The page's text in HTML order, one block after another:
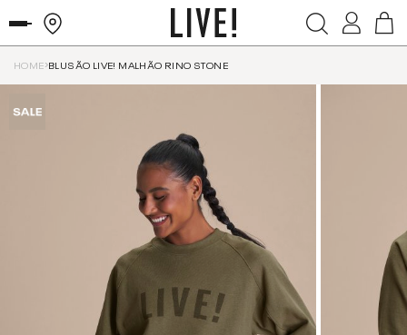
HOME BLUSÃO LIVE! MALHÃO RINO STONE